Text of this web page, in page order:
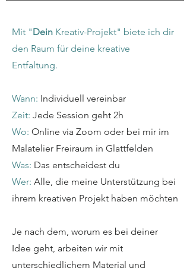
Mit "Dein Kreativ-Projekt" biete ich dir
den Raum für deine kreative
Entfaltung.
Wann: Individuell vereinbar
Zeit: Jede Session geht 2h
Wo: Online via Zoom oder bei mir im
Malatelier Freiraum in Glattfelden
Was: Das entscheidest du
Wer: Alle, die meine Unterstützung bei
ihrem kreativen Projekt haben möchten
Je nach dem, worum es bei deiner
Idee geht, arbeiten wir mit
unterschiedlichem Material und